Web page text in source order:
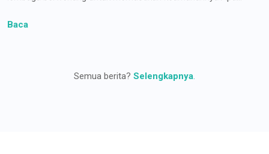
Baca
Semua berita? Selengkapnya